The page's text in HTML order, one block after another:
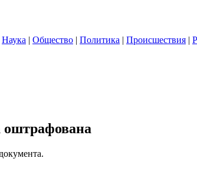
Наука | Общество | Политика | Происшествия |
оштрафована